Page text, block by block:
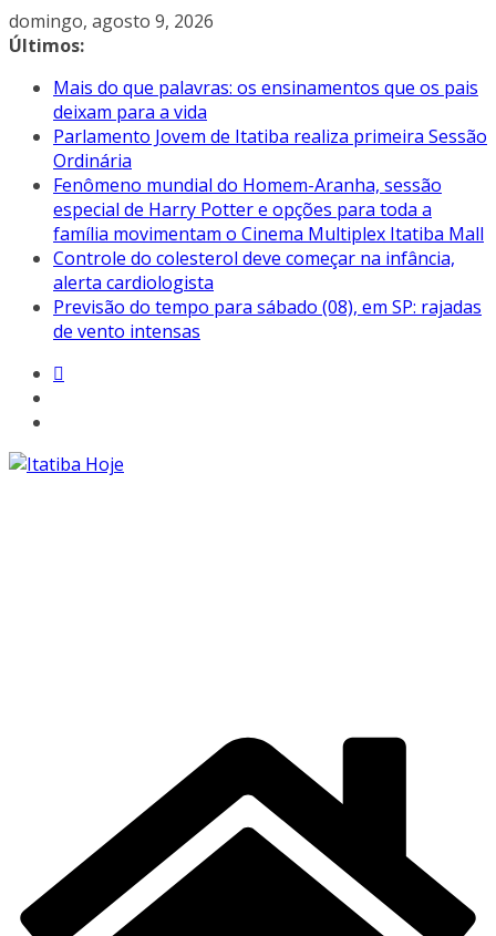
Pular
para
conteúdo
domingo, agosto 9, 2026
Últimos:
Mais do que palavras: os ensinamentos que os pais
deixam para a vida
Parlamento Jovem de Itatiba realiza primeira Sessão
Ordinária
Fenômeno mundial do Homem-Aranha, sessão
especial de Harry Potter e opções para toda a
família movimentam o Cinema Multiplex Itatiba Mall
Controle do colesterol deve começar na infância,
alerta cardiologista
Previsão do tempo para sábado (08), em SP: rajadas
de vento intensas